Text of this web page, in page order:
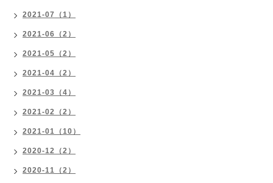
2021-07（1）
2021-06（2）
2021-05（2）
2021-04（2）
2021-03（4）
2021-02（2）
2021-01（10）
2020-12（2）
2020-11（2）